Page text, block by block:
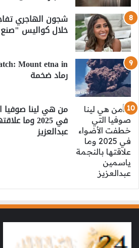
شجون الهاجري
خلال كواليس
رماد ضخمة
من هي لينا صوفيا
في 2025 وما
عبدالعزيز